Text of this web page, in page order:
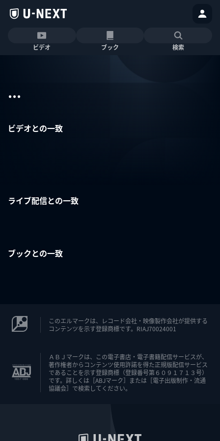
ビデオ ブック 検索
...
ビデオとの一致
ライブ配信との一致
ブックとの一致
このエルマークは、レコード会社・映像製作会社が提供する
コンテンツを示す登録商標です。RIAJ70024001
ＡＢＪマークは、この電子書店・電子書籍配信サービスが、
著作権者からコンテンツ使用許諾を得た正規版配信サービス
であることを示す登録商標（登録番号第６０９１７１３号）
です。詳しくは［ABJマーク］または［電子出版制作・流通
協議会］で検索してください。